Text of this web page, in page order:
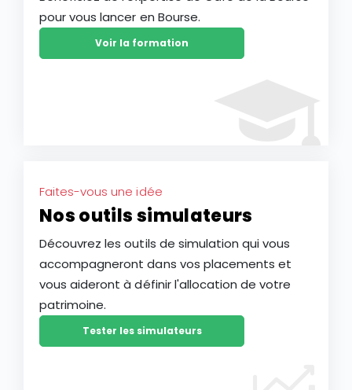
pour vous lancer en Bourse.
Voir la formation
Faites-vous une idée
Nos outils simulateurs
Découvrez les outils de simulation qui vous
accompagneront dans vos placements et
vous aideront à définir l'allocation de votre
patrimoine.
Tester les simulateurs